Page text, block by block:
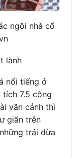
ngôi nhà cổ
lành
nổi tiếng ở
tích 7.5 công
vãn cảnh thì
giãn trên
trái dừa